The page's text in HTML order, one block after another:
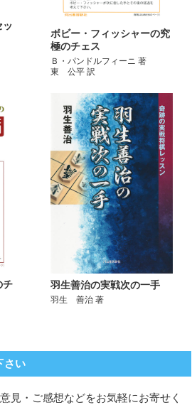
ボビー・フィッシャーの究
極のチェス
Ｂ・パンドルフィーニ 著
東 公平 訳
チ
羽生善治の実戦次の一手
羽生 善治 著
さい
見・ご感想などをお気軽にお寄せく